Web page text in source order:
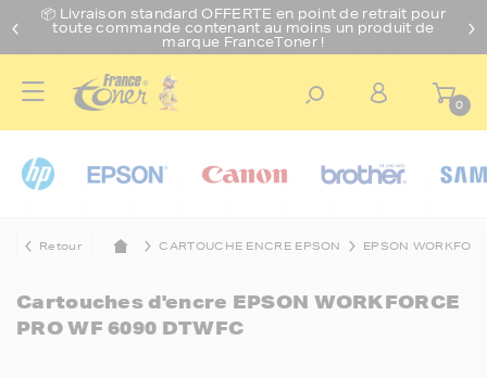
📦 Livraison standard OFFERTE en point de retrait pour
toute commande contenant au moins un produit de
marque FranceToner !
0
Retour CARTOUCHE ENCRE EPSON EPSON
Cartouches d'encre EPSON WORKFORCE
PRO WF 6090 DTWFC